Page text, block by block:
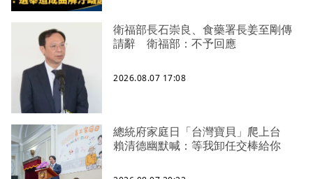
衛福部長石崇良、食藥署長姜至剛傳
請辭 衛福部：不予回應
2026.08.07 17:08
總統府家庭日「台灣寶貝」爬上台
賴清德幽默喊：等我卸任交棒給你